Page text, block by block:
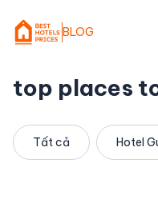
BLOG
top places
Tất cả Hotel